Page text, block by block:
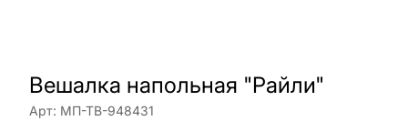
Вешалка напольная "Райли"
Арт: МП-ТВ-948431